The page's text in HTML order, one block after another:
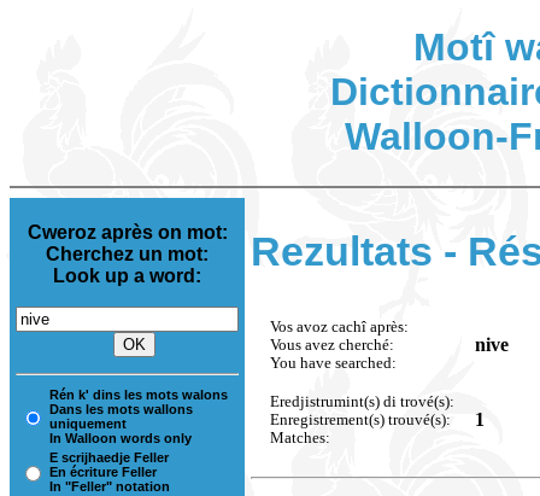
Motî
Walloon-
Cweroz après on mot:
Cherchez un mot:
Look up a word:
Rén k' dins les mots walons
Dans les mots wallons
uniquement
In Walloon words only
E scrijhaedje Feller
En écriture Feller
In "Feller" notation
Rezultats -
Vos avoz cachî après:
Vous avez cherché:
You have searched:
nive
Eredjistrumint(s) di trové(s):
Enregistrement(s) trouvé(s):
Matches:
1